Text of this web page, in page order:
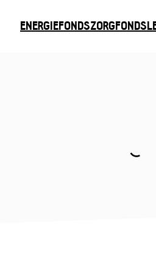
ENERGIEFONDSZORGFONDS